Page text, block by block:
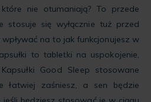
nie otumaniają? To przede
stosuje się wyłącznie tuż przed
na to jak funkcjonujesz w
to tabletki na uspokojenie,
Good Sleep stosowane
łatwiej zaśniesz, a sen będzie